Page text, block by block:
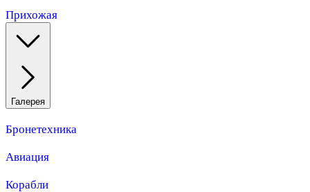
Прихожая
Галерея
Бронетехника
Авиация
Корабли